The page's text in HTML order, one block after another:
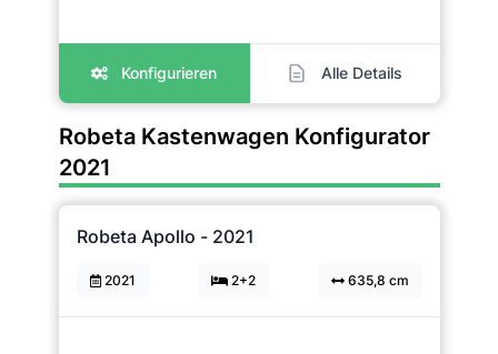
Konfigurieren Alle Details
Robeta Kastenwagen Konfigurator
2021
Robeta Apollo - 2021
2021 2+2 635,8 cm